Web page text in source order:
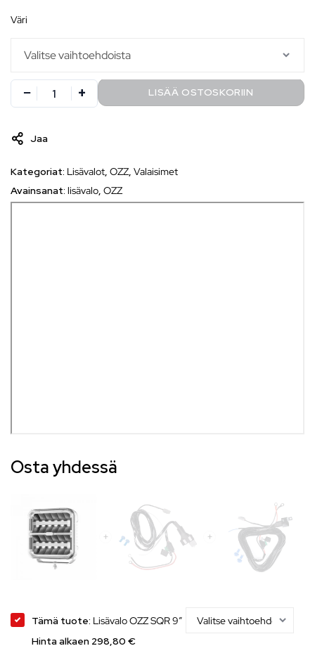
väri
LISÄÄ OSTOSKORIIN
Jaa
Kategoriat: Lisävalot, OZZ, Valaisimet
Avainsanat: lisävalo, OZZ
Osta yhdessä
Tämä tuote: Lisävalo OZZ SQR 9″
Hinta alkaen 298,80 €